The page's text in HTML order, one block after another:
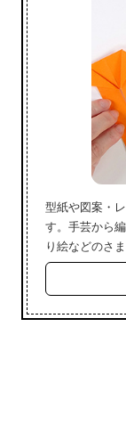
型紙や図案・
す。手芸から
り絵などのさ